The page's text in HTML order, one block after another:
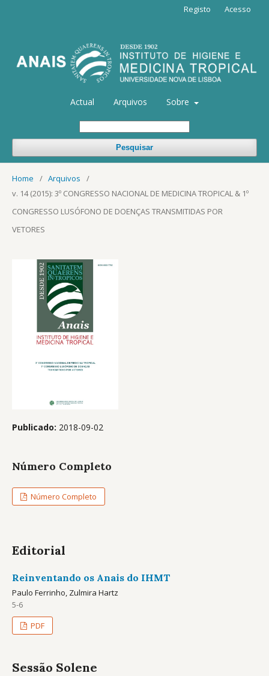
Actual Arquivos Sobre
Pesquisar
Registo Acesso
Home / Arquivos
/
v. 14 (2015): 3º CONGRESSO NACIONAL DE MEDICINA TROPICAL & 1º
CONGRESSO LUSÓFONO DE DOENÇAS TRANSMITIDAS POR
VETORES
Publicado: 2018-09-02
Número Completo
Número Completo
Editorial
Reinventando os Anais do IHMT
Paulo Ferrinho, Zulmira Hartz
5-6
PDF
Sessão Solene